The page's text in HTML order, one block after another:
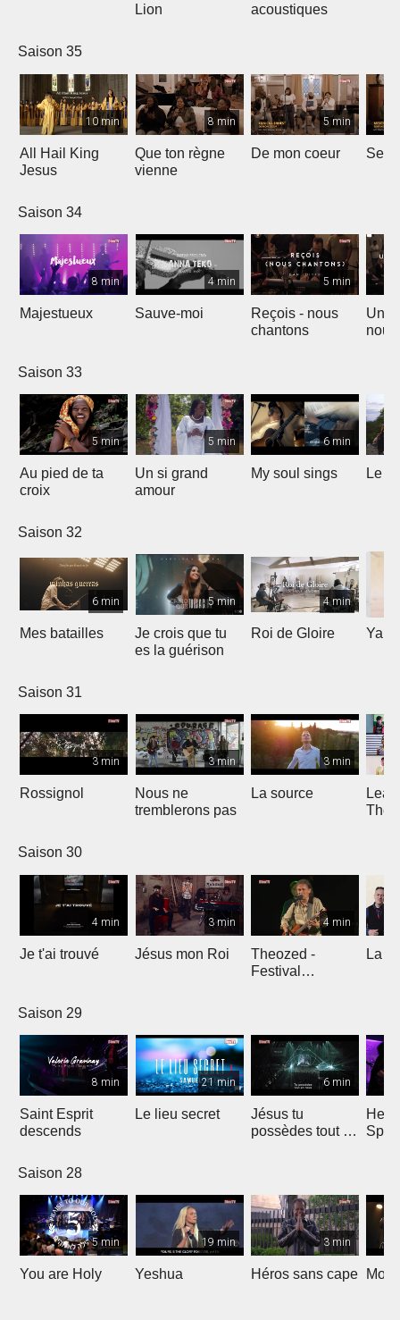
Lion
acoustiques
Saison 35
10 min
All Hail King
Jesus
8 min
Que ton règne
vienne
5 min
De mon coeur
Saison 34
8 min
Majestueux
4 min
Sauve-moi
5 min
Reçois - nous
chantons
Un
Saison 33
5 min
Au pied de ta
croix
5 min
Un si grand
amour
6 min
My soul sings Le
Saison 32
6 min
Mes batailles
5 min
Je crois que tu
es la guérison
4 min
Roi de Gloire
Saison 31
3 min
Rossignol
3 min
Nous ne
tremblerons pas
3 min
La source
The
Saison 30
4 min
Je t'ai trouvé
3 min
Jésus mon Roi
4 min
Theozed -
Festival
La
Saison 29
8 min
Saint Esprit
descends
21 min
Le lieu secret
6 min
Jésus tu
possèdes tout en
He
Saison 28
5 min
You are Holy
19 min
Yeshua
3 min
Héros sans cape Moi